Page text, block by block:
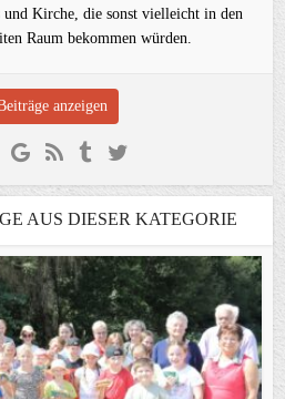
Kirche, die sonst vielleicht in den
Raum bekommen würden.
anzeigen
AUS DIESER KATEGORIE